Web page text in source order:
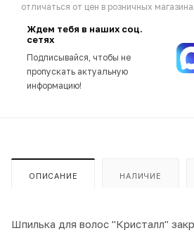
отличаться от цен в розничных
Ждем тебя в наших соц.
сетях
Подписывайся, чтобы не
пропускать актуальную
информацию!
ОПИСАНИЕ НАЛИЧИЕ
Шпилька для волос "Кристалл"